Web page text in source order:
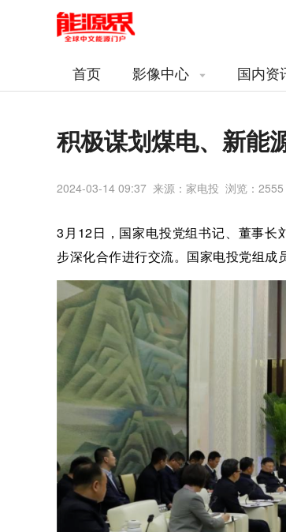
首页 影像中心 国内资
积极谋划煤电、新能
2024-03-14 09:37 来源：家电投 浏览： 2555
3月12日，国家电投党组书记、董事长
步深化合作进行交流。国家电投党组成